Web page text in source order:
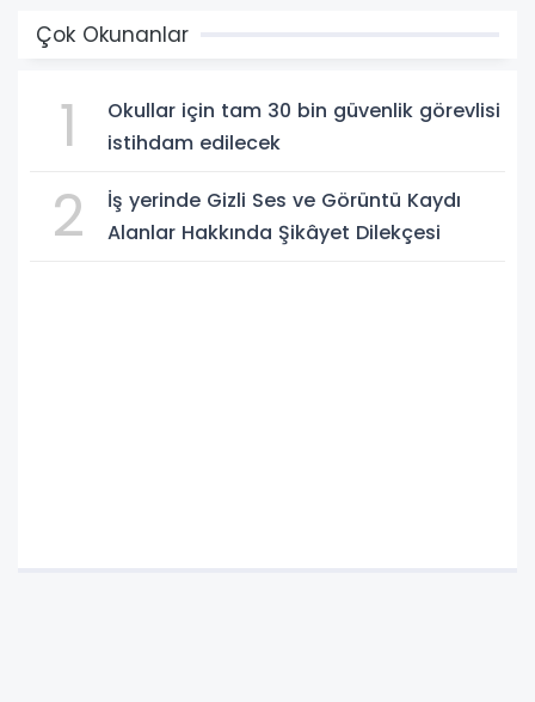
Çok Okunanlar
1
Okullar için tam 30 bin güvenlik görevlisi
istihdam edilecek
2
İş yerinde Gizli Ses ve Görüntü Kaydı
Alanlar Hakkında Şikâyet Dilekçesi